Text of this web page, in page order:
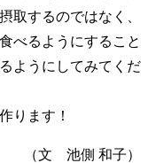
取するのではなく、
べるようにすること
ようにしてみてくだ
ります！
（文 池側 和子）